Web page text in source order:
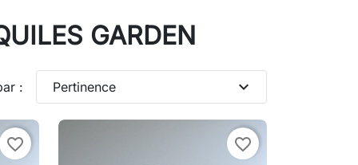
GARDEN
: Pertinence expand_more
favorite_border favorite_border